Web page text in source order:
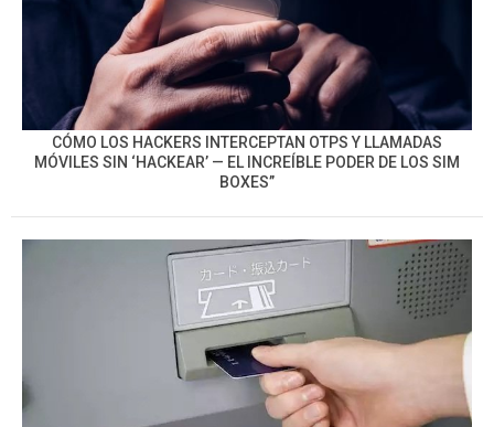
CÓMO LOS HACKERS INTERCEPTAN OTPS Y LLAMADAS
MÓVILES SIN ‘HACKEAR’ — EL INCREÍBLE PODER DE LOS SIM
BOXES”